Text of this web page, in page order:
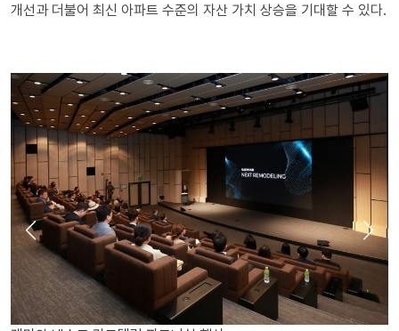
개선과 더불어 최신 아파트 수준의 자산 가치 상승을 기대할 수 있다.